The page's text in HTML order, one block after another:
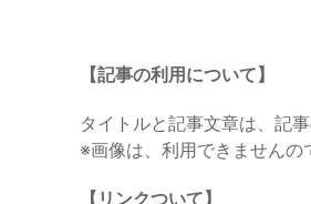
【記事の利用について】
タイトルと記事文章は、記
※画像は、利用できませんの
【リンクついて】